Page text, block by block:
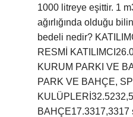
1000 litreye eşittir. 1
ağırlığında olduğu
bedeli nedir?
RESMİ
KURUM PARKI VE
PARK VE BAHÇE,
BAHÇE17.3317,3317